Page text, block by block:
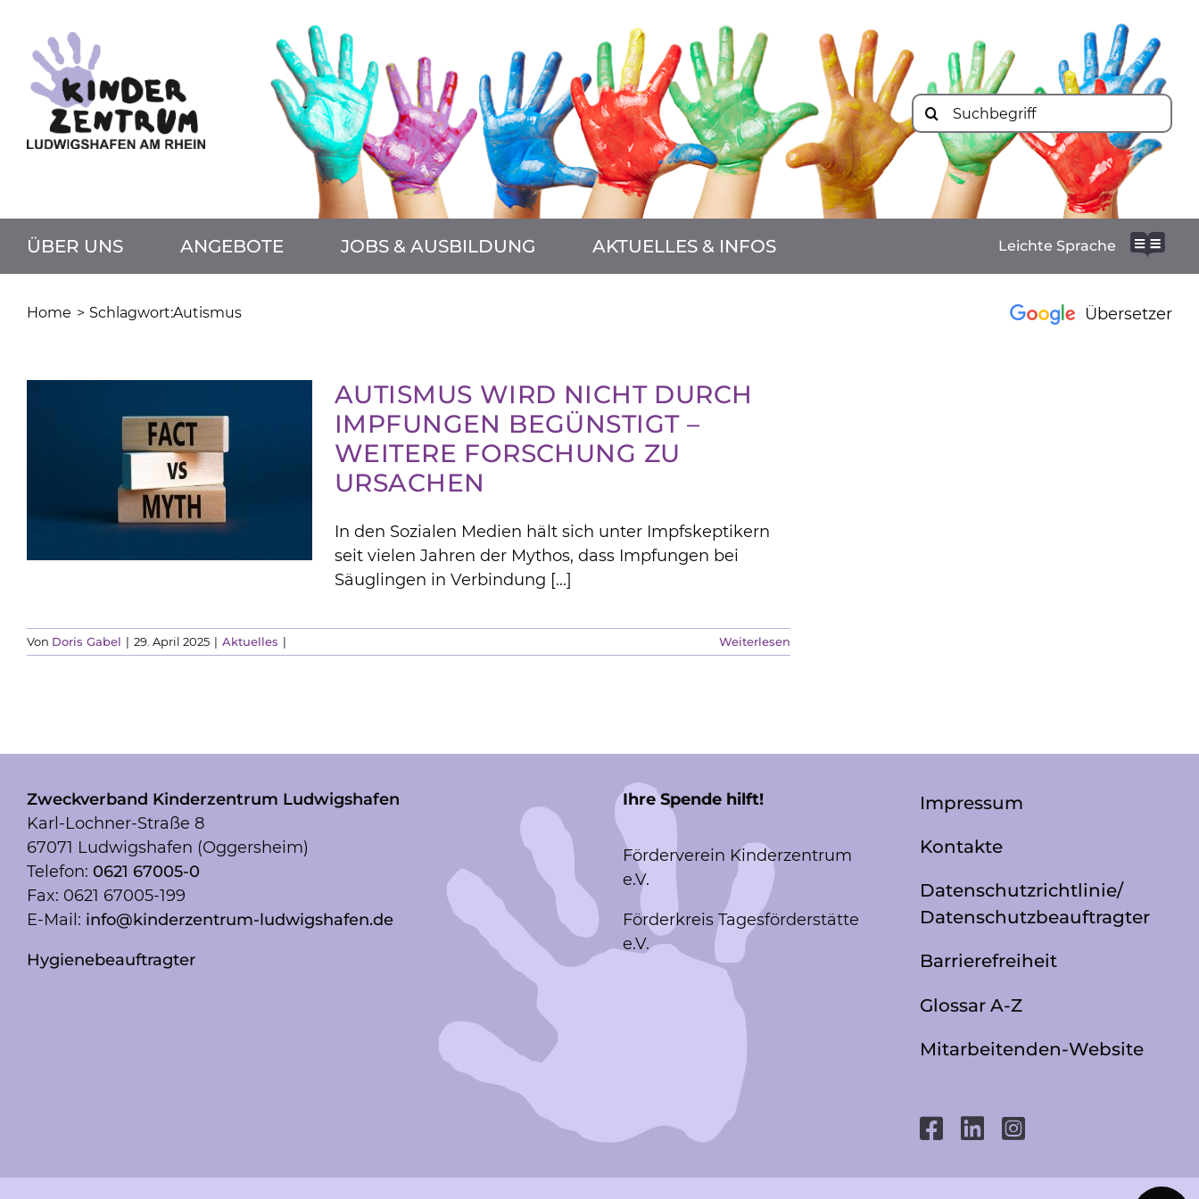
springen
Suche
nach:
ÜBER UNS ANGEBOTE JOBS & AUSBILDUNG AKTUELLES & INFOS Leichte Sprache
Home Schlagwort:Autismus Übersetzer
AUTISMUS WIRD NICHT DURCH
IMPFUNGEN BEGÜNSTIGT –
WEITERE FORSCHUNG ZU
URSACHEN
In den Sozialen Medien hält sich unter Impfskeptikern
seit vielen Jahren der Mythos, dass Impfungen bei
Säuglingen in Verbindung [...]
Von Doris Gabel | 29. April 2025 | Aktuelles | Weiterlesen
Zweckverband Kinderzentrum Ludwigshafen
Karl-Lochner-Straße 8
67071 Ludwigshafen (Oggersheim)
Telefon: 0621 67005-0
Fax: 0621 67005-199
E-Mail: info@kinderzentrum-ludwigshafen.de
Hygienebeauftragter
Ihre Spende hilft!
Förderverein Kinderzentrum
e.V.
Förderkreis Tagesförderstätte
e.V.
Impressum
Kontakte
Datenschutzrichtlinie/
Datenschutzbeauftragter
Barrierefreiheit
Glossar A-Z
Mitarbeitenden-Website